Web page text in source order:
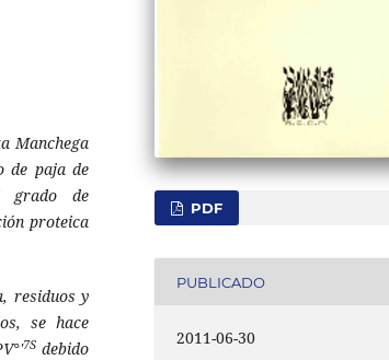
Manchega
de paja de
grado de
proteica
residuos y
se hace
7S debido
PDF
PUBLICADO
2011-06-30